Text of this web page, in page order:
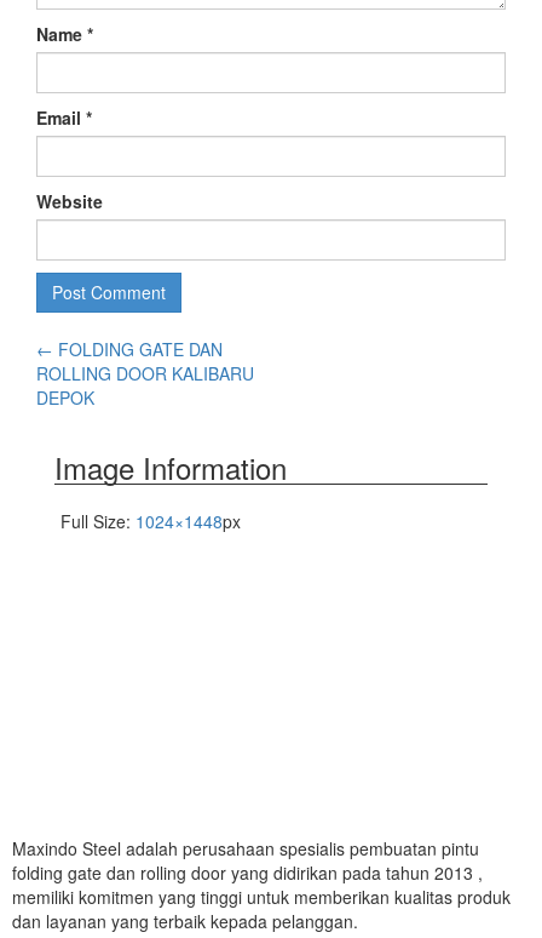
Name *
Email *
Website
← FOLDING GATE DAN
ROLLING DOOR KALIBARU
DEPOK
Image Information
Full Size: 1024×1448px
Maxindo Steel adalah perusahaan spesialis pembuatan pintu
folding gate dan rolling door yang didirikan pada tahun 2013 ,
memiliki komitmen yang tinggi untuk memberikan kualitas produk
dan layanan yang terbaik kepada pelanggan.